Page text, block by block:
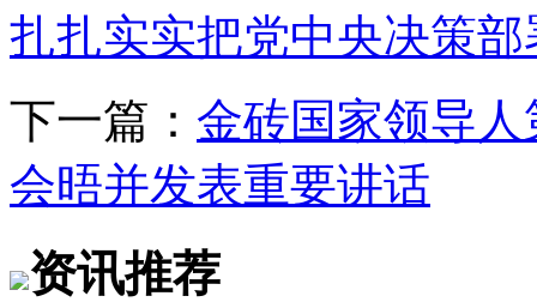
扎扎实实把党中央决策
下一篇： 金砖国家领导
会晤并发表重要讲话
资讯推荐